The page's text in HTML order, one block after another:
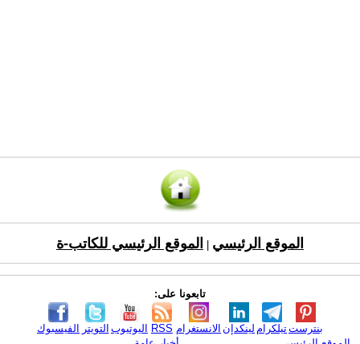
الموقع الرئيسي الموقع الرئيسي للكاتب-ة
تابعونا على:
الفيسبوك التويتر اليوتيوب RSS الانستغرام لينكدإن تيلكرامبنترست